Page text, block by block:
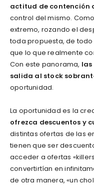
actitud de contención
control del mismo.
extremo, rozando el
toda propuesta, de
que lo que realmente
Con este panorama, las
salida al stock
oportunidad.
La oportunidad es la
ofrezca descuentos y
distintas ofertas de las
tienen que ser
acceder a ofertas
convertirtían en
de otra manera, «un